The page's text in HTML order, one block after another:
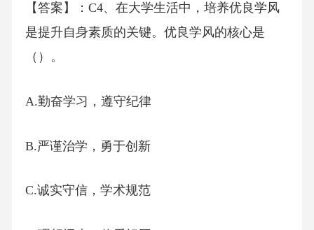
【答案】：C4、在大学生活中，培养优良学风
是提升自身素质的关键。优良学风的核心是
（）。
A.勤奋学习，遵守纪律
B.严谨治学，勇于创新
C.诚实守信，学术规范